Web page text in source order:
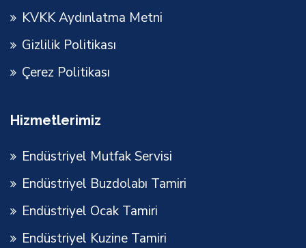
KVKK Aydınlatma Metni
Gizlilik Politikası
Çerez Politikası
Hizmetlerimiz
Endüstriyel Mutfak Servisi
Endüstriyel Buzdolabı Tamiri
Endüstriyel Ocak Tamiri
Endüstriyel Kuzine Tamiri